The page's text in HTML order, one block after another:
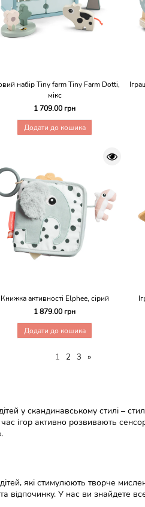
набір Tiny farm Tiny Farm Dotti,
мікс
1 709.00 грн
Додати до кошика
Книжка активності Elphee, сірий
1 879.00 грн
Додати до кошика
1 2 3 »
у скандинавському стилі –
ігор активно розвивають
які стимулюють творче
відпочинку. У нас ви знайдете